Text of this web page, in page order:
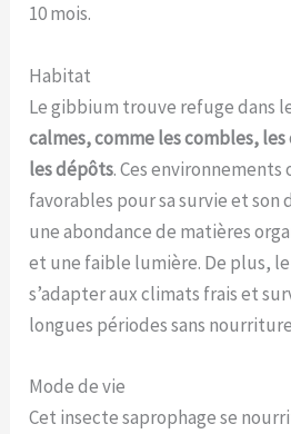
10 mois.
Habitat
Le gibbium trouve refuge dans
calmes, comme les combles, les
les dépôts. Ces
favorables pour sa survie et
une abondance de matières
et une faible lumière. De plus,
s’adapter aux climats frais et
longues périodes sans
Mode de vie
Cet insecte saprophage se